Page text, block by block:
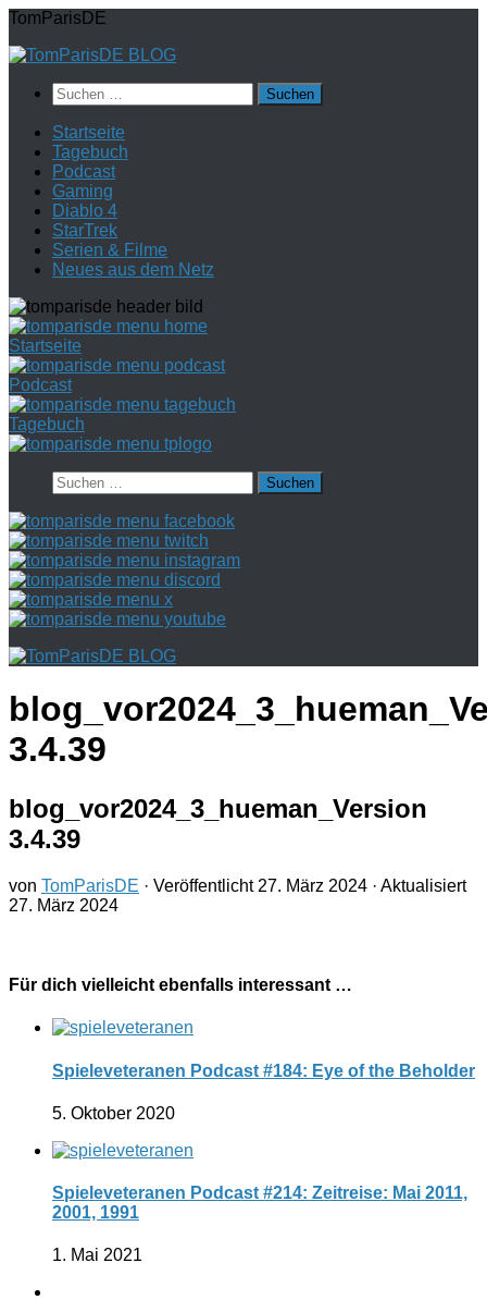
Zum
springen
TomParisDE
Suchen
nach:
Startseite
Tagebuch
Podcast
Gaming
Diablo 4
StarTrek
Serien & Filme
Neues aus dem Netz
Startseite
Podcast
Tagebuch
Suchen
nach:
3.4.39
blog_vor2024_3_hueman_Version
3.4.39
von TomParisDE · Veröffentlicht 27. März 2024 · Aktualisiert
27. März 2024
Für dich vielleicht ebenfalls interessant …
Spieleveteranen Podcast #184: Eye of the Beholder
5. Oktober 2020
Spieleveteranen Podcast #214: Zeitreise: Mai 2011,
2001, 1991
1. Mai 2021